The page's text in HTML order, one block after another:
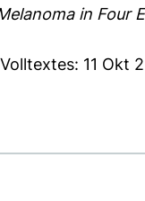
in Four
11 Okt